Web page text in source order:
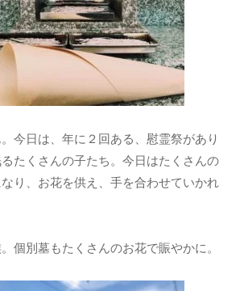
今日は、年に２回ある、慰霊祭があり
たくさんの子たち。今日はたくさんの
り、お花を供え、手を合わせていかれ
個別墓もたくさんのお花で賑やかに。